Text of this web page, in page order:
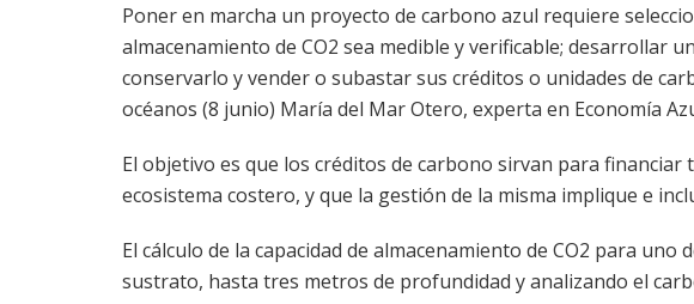
Poner en marcha un proyecto de carbono azul requiere
almacenamiento de CO2 sea medible y verificable; desarrollar
conservarlo y vender o subastar sus créditos o unidades de
océanos (8 junio) María del Mar Otero, experta en Economía
El objetivo es que los créditos de carbono sirvan para
ecosistema costero, y que la gestión de la misma implique e
El cálculo de la capacidad de almacenamiento de CO2 para
sustrato, hasta tres metros de profundidad y analizando el